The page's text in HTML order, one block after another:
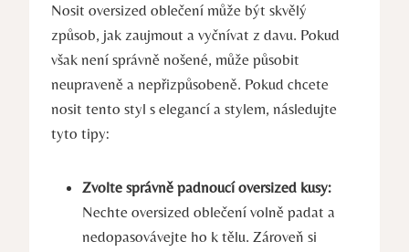
Nosit oversized oblečení může být skvělý
způsob, jak zaujmout a vyčnívat z davu. Pokud
však není správně nošené, může působit
neupraveně a nepřizpůsobeně. Pokud chcete
nosit tento styl s elegancí a stylem, následujte
tyto tipy:
Zvolte správně padnoucí oversized kusy:
Nechte oversized oblečení volně padat a
nedopasovávejte ho k tělu. Zároveň si